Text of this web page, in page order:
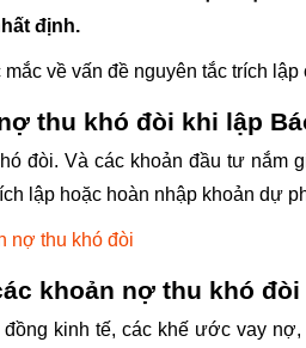
định.
về vấn đề nguyên tắc trích
thu khó đòi khi lập
đòi. Và các khoản đầu tư nắm
lập hoặc hoàn nhập khoản dự
nợ thu khó đòi
khoản nợ thu khó
kinh tế, các khế ước vay